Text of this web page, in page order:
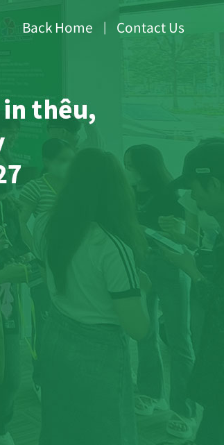
Back Home | Contact Us